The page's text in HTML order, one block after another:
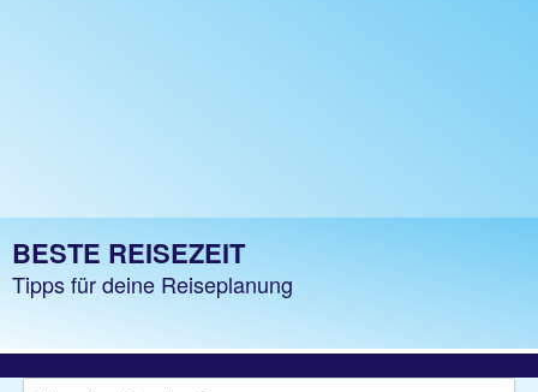
BESTE REISEZEIT
Tipps für deine Reiseplanung